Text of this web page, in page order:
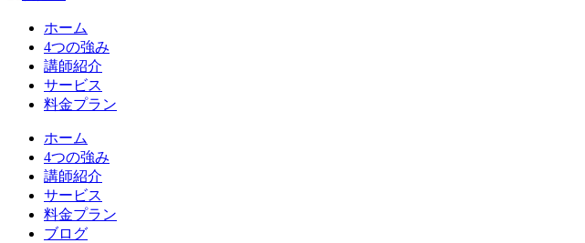
ホーム
4つの強み
講師紹介
サービス
料金プラン
ホーム
4つの強み
講師紹介
サービス
料金プラン
ブログ